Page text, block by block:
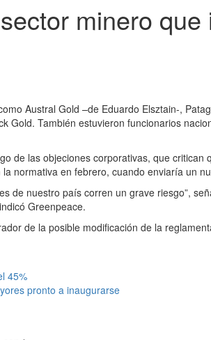
minero
Austral Gold –de Eduardo Elsztain-,
También estuvieron funcionarios
de las objeciones corporativas, que
normativa en febrero, cuando enviaría un
de nuestro país corren un grave riesgo”,
Greenpeace.
de la posible modificación de la
45%
pronto a inaugurarse